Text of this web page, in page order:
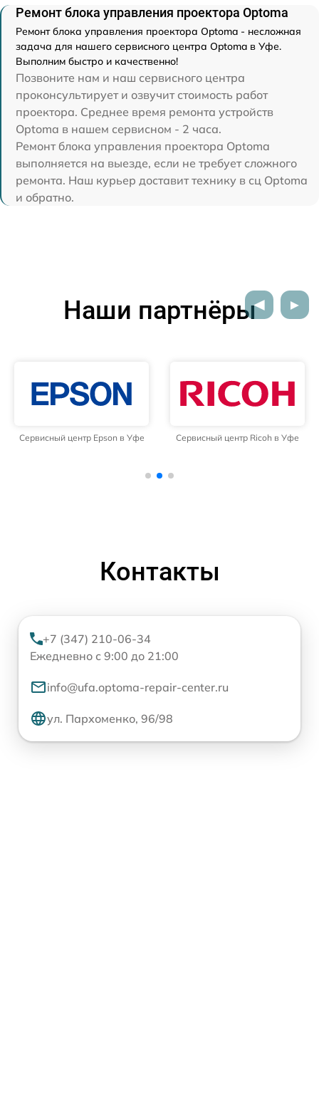
Ремонт блока управления проектора Optoma
Ремонт блока управления проектора Optoma - несложная
задача для нашего сервисного центра Optoma в Уфе.
Выполним быстро и качественно!
Позвоните нам и наш сервисного центра
проконсультирует и озвучит стоимость работ
проектора. Среднее время ремонта устройств
Optoma в нашем сервисном - 2 часа.
Ремонт блока управления проектора Optoma
выполняется на выезде, если не требует сложного
ремонта. Наш курьер доставит технику в сц Optoma
и обратно.
Наши партнёры
Сервисный центр Epson в Уфе Сервисный центр Ricoh в Уфе
Контакты
+7 (347) 210-06-34
Ежедневно с 9:00 до 21:00
info@ufa.optoma-repair-center.ru
ул. Пархоменко, 96/98